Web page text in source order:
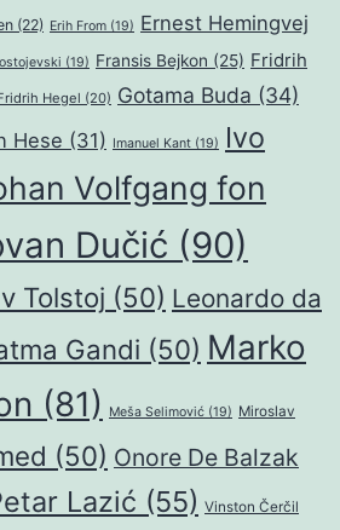
(22) Erih From (19) Ernest Hemingvej
(19) Fransis Bejkon (25) Fridrih
Hegel (20) Gotama Buda (34)
Hese (31) Imanuel Kant (19)
Ivo
Volfgang fon
Dučić (90)
Tolstoj (50) Leonardo da
Gandi (50) Marko
(81) Meša Selimović (19) Miroslav
(50) Onore De Balzak
Lazić (55) Vinston Čerčil